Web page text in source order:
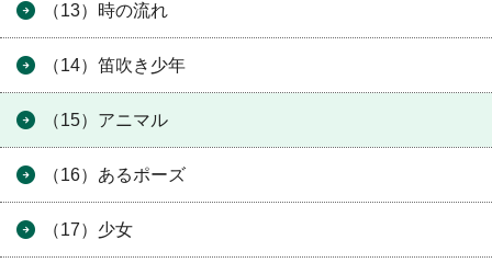
（13）時の流れ
（14）笛吹き少年
（15）アニマル
（16）あるポーズ
（17）少女